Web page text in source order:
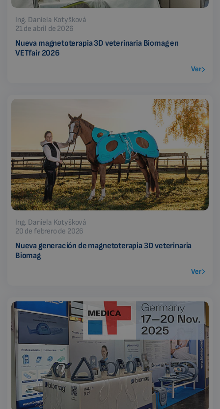
Ing. Daniela Kotyšková
21 de abril de 2026
Nueva magnetoterapia 3D veterinaria Biomag en
VETfair 2026
Ver
Ing. Daniela Kotyšková
20 de febrero de 2026
Nueva generación de magnetoterapia 3D veterinaria
Biomag
Ver